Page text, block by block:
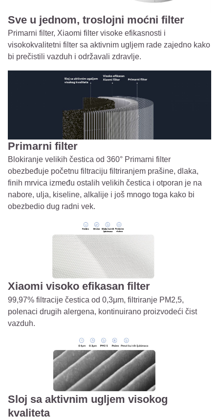
Sve u jednom, troslojni moćni filter
Primarni filter, Xiaomi filter visoke efikasnosti i
visokokvalitetni filter sa aktivnim ugljem rade zajedno kako
bi prečistili vazduh i održavali zdravlje.
Primarni filter
Blokiranje velikih čestica od 360° Primarni filter
obezbeđuje početnu filtraciju filtriranjem prašine, dlaka,
finih mrvica između ostalih velikih čestica i otporan je na
nabore, ulja, kiseline, alkalije i još mnogo toga kako bi
obezbedio dug radni vek.
Xiaomi visoko efikasan filter
99,97% filtracije čestica od 0,3μm, filtriranje PM2,5,
polenaci drugih alergena, kontinuirano proizvodeći čist
vazduh.
Sloj sa aktivnim ugljem visokog
kvaliteta